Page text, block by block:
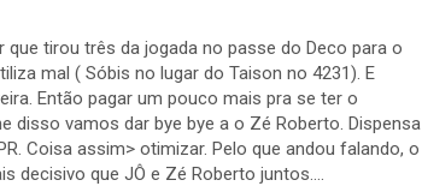
tirou três da jogada no passe do Deco para o
mal ( Sóbis no lugar do Taison no 4231). E
Então pagar um pouco mais pra se ter o
disso vamos dar bye bye a o Zé Roberto. Dispensa
Coisa assim> otimizar. Pelo que andou falando, o
decisivo que JÔ e Zé Roberto juntos….